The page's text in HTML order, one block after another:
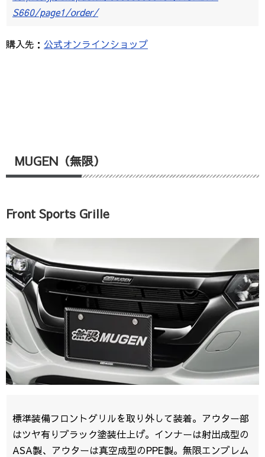
S660/page1/order/
購入先： 公式オンラインショップ
MUGEN（無限）
Front Sports Grille
標準装備フロントグリルを取り外して装着。アウター部
はツヤ有りブラック塗装仕上げ。インナーは射出成型の
ASA製、アウターは真空成型のPPE製。無限エンブレム